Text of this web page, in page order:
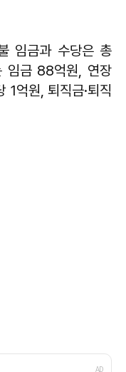
임금과 수당은 총
임금 88억원, 연장
1억원, 퇴직금·퇴직